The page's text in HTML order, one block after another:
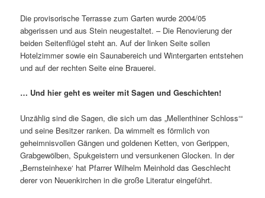
Die provisorische Terrasse zum Garten wurde 2004/05
abgerissen und aus Stein neugestaltet. – Die Renovierung der
beiden Seitenflügel steht an. Auf der linken Seite sollen
Hotelzimmer sowie ein Saunabereich und Wintergarten entstehen
und auf der rechten Seite eine Brauerei.
… Und hier geht es weiter mit Sagen und Geschichten!
Unzählig sind die Sagen, die sich um das „Mellenthiner Schloss‘“
und seine Besitzer ranken. Da wimmelt es förmlich von
geheimnisvollen Gängen und goldenen Ketten, von Gerippen,
Grabgewölben, Spukgeistern und versunkenen Glocken. In der
„Bernsteinhexe‘ hat Pfarrer Wilhelm Meinhold das Geschlecht
derer von Neuenkirchen in die große Literatur eingeführt.